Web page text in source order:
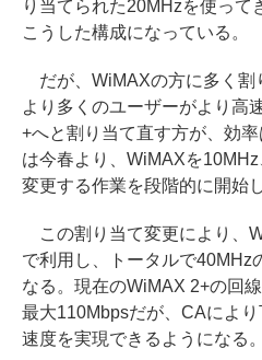
り当てられた20MHzを使って
こうした構成になっている。
だが、WiMAXの方に多く割
より多くのユーザーがより高
+へと割り当て直す方が、効
は今春より、WiMAXを
変更する作業を段階的に開始
この割り当て変更により、
で利用し、トータルで40MHz
なる。現在のWiMAX 2+の回
最大110Mbpsだが、CAによ
速度を実現できるようになる。